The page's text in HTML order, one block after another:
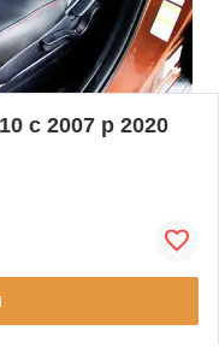
c 2007 р 2020